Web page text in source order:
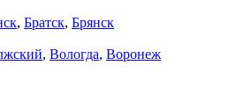
, Братск, Брянск
, Вологда, Воронеж